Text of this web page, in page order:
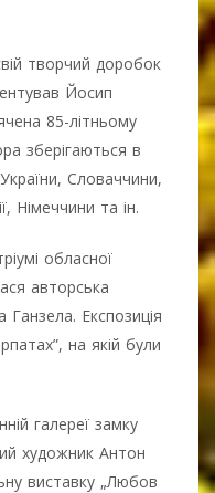
творчий доробок
Йосип
85-літньому
зберігаються в
Словаччини,
Німеччини та ін.
обласної
авторська
Експозиція
на якій були
галереї замку
художник Антон
виставку „Любов